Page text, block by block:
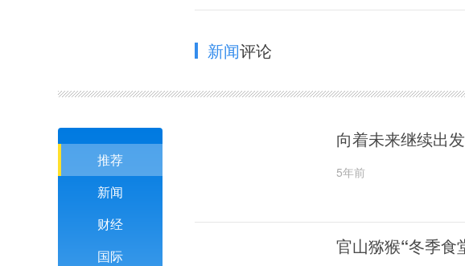
新闻评论
推荐
新闻
财经
国际
向着未来继续出
5年前
官山猕猴“冬季食